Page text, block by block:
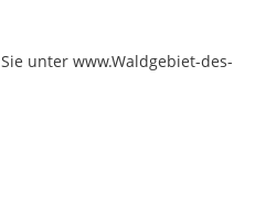
unter www.Waldgebiet-des-